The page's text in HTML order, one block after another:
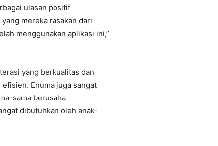
ulasan positif
mereka rasakan dari
menggunakan aplikasi ini,”
yang berkualitas dan
Enuma juga sangat
sama berusaha
dibutuhkan oleh anak-